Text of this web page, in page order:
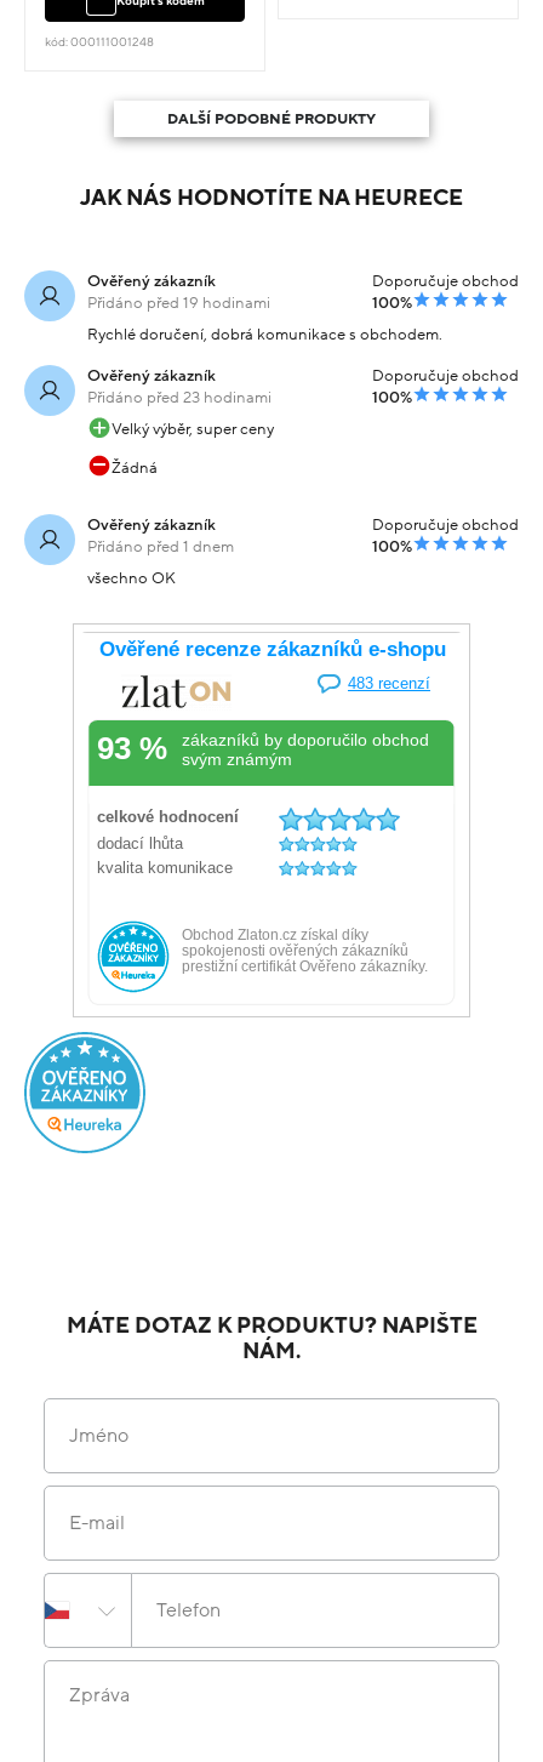
kód: 000111001248
DALŠÍ PODOBNÉ PRODUKTY
JAK NÁS HODNOTÍTE NA HEURECE
Ověřený zákazník
Přidáno před 19 hodinami
Doporučuje obchod
100%
Rychlé doručení, dobrá komunikace s obchodem.
Ověřený zákazník
Přidáno před 23 hodinami
Doporučuje obchod
100%
Velký výběr, super ceny
Žádná
Ověřený zákazník
Přidáno před 1 dnem
Doporučuje obchod
100%
všechno OK
MÁTE DOTAZ K PRODUKTU? NAPIŠTE
NÁM.
Jméno
E-mail
Telefon
Zpráva